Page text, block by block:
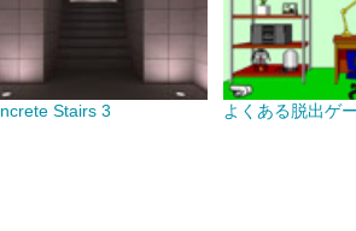
Stairs 3 よくある脱出ゲ